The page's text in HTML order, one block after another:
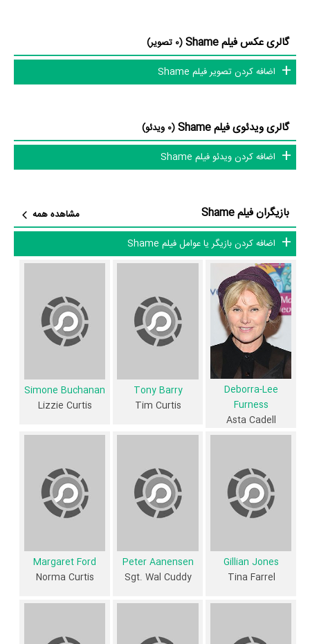
بازیگران فیلم Shame چه کسانی هستند؟ در Shame بازیگرانی چون
Deborra-Lee Furnessدر نقش Asta Cadell،Tony Barry
در نقش
Tim Curtis،Simone Buchanan در نقش Lizzie Curtis،
Danny Fiske به ایفای نقش و بازیگری پرداخته‌اند. در فیلم Shame حدود 10
بررسی کرد آیا Steve Jodrell
به‌عنوان کارگردان و به‌عنوان بازیگردان و
همچنین تیم بازیگری Shame توانسته‌اند در این زمینه موفق باشند و بازی‌های
درخشانی را نمایش دهند؟
از دیگر بازیگران فیلم Shame می‌توان به
Allison Taylorدر نقش Penny و Phillip Dean در نقش Gary اشاره کرد.
داستان فیلم Shame
از محتوا و داستان فیلم Shame چقدر اطلاع دارید؟ فیلم‌نامه Shame توسط
Beverley Blankenship
Michael Brindley
نوشته شده است.
در خلاصه داستانی که یا از سوی تیم رسانه‌ای اثر و یا توسط دیگر رسانه‌ها درباره
استرالیا توقف می کند پس از آنکه موتور سیکلت خود را با تام کورتیس،
مکانیک محلی متوقف می کند، در حالی که آن را تعمیر می کند. پس از آن او
درگیر کمک به دختر نوجوان نوجوان کورتیز، لیزری است، که اخیرا مورد تجاوز
آستا را متقاعد می کند لیزری به اتهامات علیه دنیوی مطرح کند اما مردم محلی
زندگی خانوادگی Curtis در معرض خطر هستند.»
فیلم Shame از نظر ساختار (فرم)، محتوا و محیط تولید، به آثار مختلفی
گالری عکس فیلم Shame
(0 تصویر)
اضافه کردن تصویر فیلم Shame
گالری ویدئوی فیلم Shame
(0 ویدئو)
اضافه کردن ویدئو فیلم Shame
بازیگران فیلم Shame
مشاهده همه
اضافه کردن بازیگر یا عوامل فیلم Shame
Deborra-Lee
Furness
Asta Cadell
Tony Barry
Tim Curtis
Simone Buchanan
Lizzie Curtis
Gillian Jones
Tina Farrel
Peter Aanensen
Sgt. Wal Cuddy
Margaret Ford
Norma Curtis